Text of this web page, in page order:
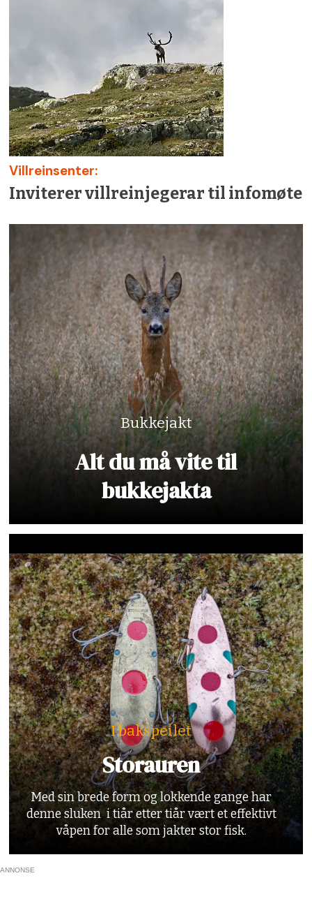
Villreinsenter:
Inviterer villreinjegerar til infomøte
Bukkejakt
Alt du må vite til
bukkejakta
I bakspeilet
Storauren
Med sin brede form og lokkende gange har
denne sluken i tiår etter tiår vært et effektivt
våpen for alle som jakter stor fisk.
ANNONSE